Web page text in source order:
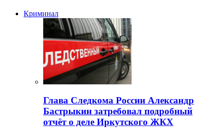
Криминал
Глава Следкома России Александр
Бастрыкин затребовал подробный
отчёт о деле Иркутского ЖКХ